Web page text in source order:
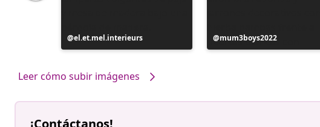
Publicación
realizada
el.et.mel.interieurs
Publicación
realizada
mum3boys2022
Leer cómo subir imágenes